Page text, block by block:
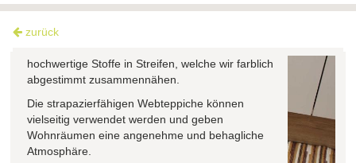
zurück
hochwertige Stoffe in Streifen, welche wir farblich
abgestimmt zusammennähen.
Die strapazierfähigen Webteppiche können
vielseitig verwendet werden und geben
Wohnräumen eine angenehme und behagliche
Atmosphäre.